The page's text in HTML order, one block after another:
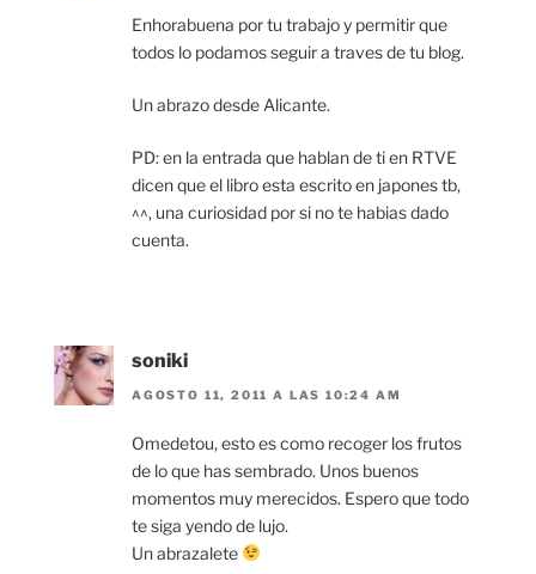
Enhorabuena por tu trabajo y permitir que
todos lo podamos seguir a traves de tu blog.
Un abrazo desde Alicante.
PD: en la entrada que hablan de ti en RTVE
dicen que el libro esta escrito en japones tb,
^^, una curiosidad por si no te habias dado
cuenta.
soniki
AGOSTO 11, 2011 A LAS 10:24 AM
Omedetou, esto es como recoger los frutos
de lo que has sembrado. Unos buenos
momentos muy merecidos. Espero que todo
te siga yendo de lujo.
Un abrazalete